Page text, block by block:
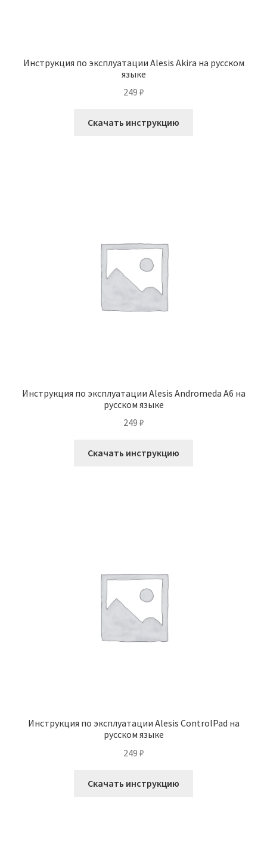
Инструкция по эксплуатации Alesis Akira на русском
языке
249 ₽
Скачать инструкцию
Инструкция по эксплуатации Alesis Andromeda A6 на
русском языке
249 ₽
Скачать инструкцию
Инструкция по эксплуатации Alesis ControlPad на
русском языке
249 ₽
Скачать инструкцию